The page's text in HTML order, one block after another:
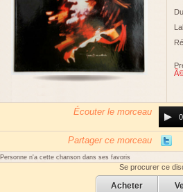
Écouter le morceau
Player
Partager ce morceau
Personne n'a cette chanson dans ses favoris
Se procurer ce
Acheter